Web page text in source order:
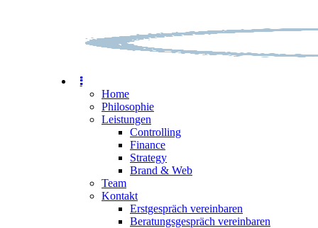
Home
Philosophie
Leistungen
Controlling
Finance
Strategy
Brand & Web
Team
Kontakt
Erstgespräch vereinbaren
Beratungsgespräch vereinbaren